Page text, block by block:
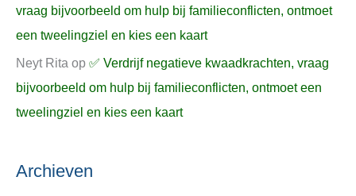
vraag bijvoorbeeld om hulp bij familieconflicten, ontmoet
een tweelingziel en kies een kaart
Neyt Rita op ✅ Verdrijf negatieve kwaadkrachten, vraag
bijvoorbeeld om hulp bij familieconflicten, ontmoet een
tweelingziel en kies een kaart
Archieven